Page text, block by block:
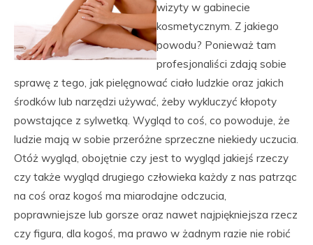
wizyty w gabinecie
kosmetycznym. Z jakiego
powodu? Ponieważ tam
profesjonaliści zdają sobie
sprawę z tego, jak pielęgnować ciało ludzkie oraz jakich
środków lub narzędzi używać, żeby wykluczyć kłopoty
powstające z sylwetką. Wygląd to coś, co powoduje, że
ludzie mają w sobie przeróżne sprzeczne niekiedy uczucia.
Otóż wygląd, obojętnie czy jest to wygląd jakiejś rzeczy
czy także wygląd drugiego człowieka każdy z nas patrząc
na coś oraz kogoś ma miarodajne odczucia,
poprawniejsze lub gorsze oraz nawet najpiękniejsza rzecz
czy figura, dla kogoś, ma prawo w żadnym razie nie robić